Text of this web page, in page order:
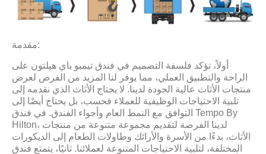
مقدمة:
أولاً، تؤكد فلسفة التصميم في فندق تيمبو باي هيلتون على
الراحة والتطبيق العملي، مما يوفر لنا المزيد من الفرص لعرض
منتجات الأثاث عالية الجودة لدينا. لا يحتاج الأثاث الذي نقدمه إلى
تلبية الاحتياجات الوظيفية للعملاء فحسب، بل يحتاج أيضًا إلى
التوافق مع النمط العام وأجواء الفندق. في فندق Tempo By
Hilton، لدينا الفرصة لتقديم مجموعة متنوعة من منتجات
الأثاث، بدءًا من الأسرة والأرائك وطاولات الطعام إلى الديكورات
المختلفة، لتلبية الاحتياجات المتنوعة لعملائنا. ثانيًا، يتمتع فندق